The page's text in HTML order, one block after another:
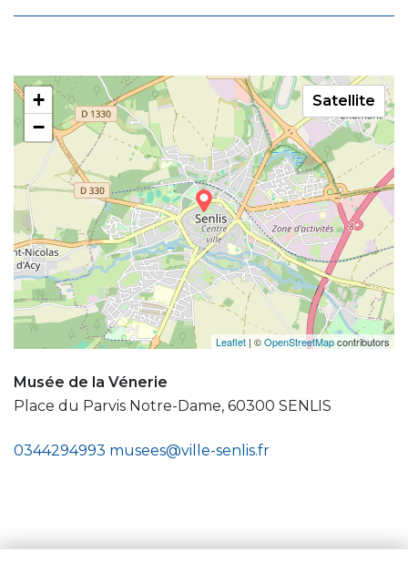
+
−
Leaflet | ©OpenStreetMapcontributors
Satellite
Musée de la Vénerie
Place du Parvis Notre-Dame, 60300 SENLIS
0344294993 musees@ville-senlis.fr